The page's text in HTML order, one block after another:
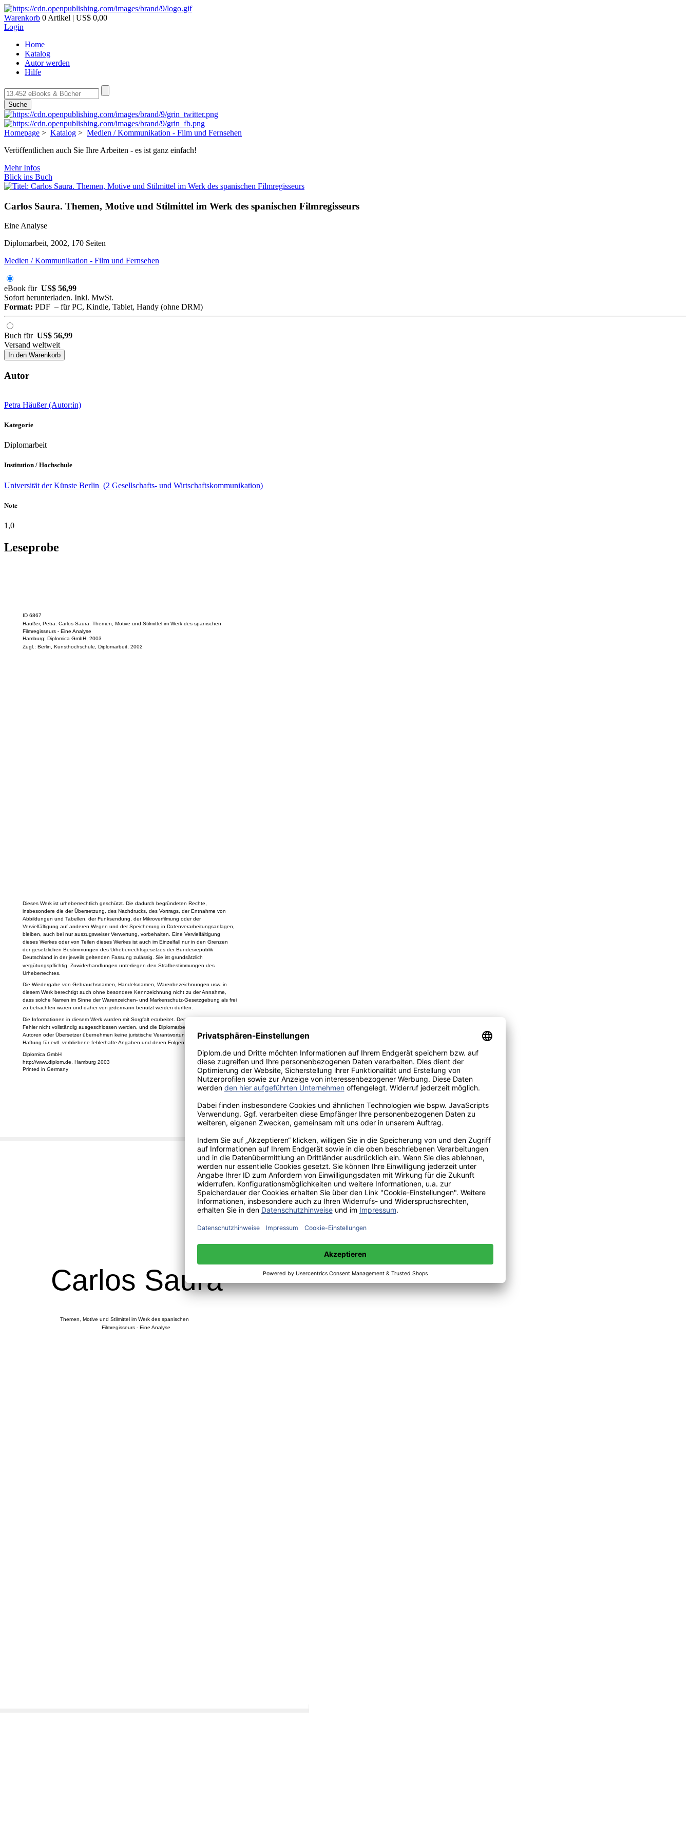
Warenkorb 0 Artikel | US$ 0,00
Login
Home
Katalog
Autor werden
Hilfe
Suche
Homepage > Katalog > Medien / Kommunikation - Film und Fernsehen
Veröffentlichen auch Sie Ihre Arbeiten - es ist ganz einfach!
Mehr Infos
Blick ins Buch
Carlos Saura. Themen, Motive und Stilmittel im Werk des spanischen Filmregisseurs
Eine Analyse
Diplomarbeit, 2002, 170 Seiten
Medien / Kommunikation - Film und Fernsehen
eBook für US$ 56,99
Sofort herunterladen. Inkl. MwSt.
Format: PDF – für PC, Kindle, Tablet, Handy (ohne DRM)
Buch für US$ 56,99
Versand weltweit
In den Warenkorb
Autor
Petra Häußer (Autor:in)
Kategorie
Diplomarbeit
Institution / Hochschule
Universität der Künste Berlin (2 Gesellschafts- und Wirtschaftskommunikation)
Note
1,0
Leseprobe
ID 6867
Häußer, Petra: Carlos Saura. Themen, Motive und Stilmittel im Werk des spanischen
Filmregisseurs - Eine Analyse
Hamburg: Diplomica GmbH, 2003
Zugl.: Berlin, Kunsthochschule, Diplomarbeit, 2002
Dieses Werk ist urheberrechtlich geschützt. Die dadurch begründeten Rechte,
insbesondere die der Übersetzung, des Nachdrucks, des Vortrags, der Entnahme von
Abbildungen und Tabellen, der Funksendung, der Mikroverfilmung oder der
Vervielfältigung auf anderen Wegen und der Speicherung in Datenverarbeitungsanlagen,
bleiben, auch bei nur auszugsweiser Verwertung, vorbehalten. Eine Vervielfältigung
dieses Werkes oder von Teilen dieses Werkes ist auch im Einzelfall nur in den Grenzen
der gesetzlichen Bestimmungen des Urheberrechtsgesetzes der Bundesrepublik
Deutschland in der jeweils geltenden Fassung zulässig. Sie ist grundsätzlich
vergütungspflichtig. Zuwiderhandlungen unterliegen den Strafbestimmungen des
Urheberrechtes.
Die Wiedergabe von Gebrauchsnamen, Handelsnamen, Warenbezeichnungen usw. in
diesem Werk berechtigt auch ohne besondere Kennzeichnung nicht zu der Annahme,
dass solche Namen im Sinne der Warenzeichen- und Markenschutz-Gesetzgebung als frei
zu betrachten wären und daher von jedermann benutzt werden dürften.
Die Informationen in diesem Werk wurden mit Sorgfalt erarbeitet. Dennoch können
Fehler nicht vollständig ausgeschlossen werden, und die Diplomarbeiten Agentur, die
Autoren oder Übersetzer übernehmen keine juristische Verantwortung oder irgendeine
Haftung für evtl. verbliebene fehlerhafte Angaben und deren Folgen.
Diplomica GmbH
http://www.diplom.de, Hamburg 2003
Printed in Germany
Carlos Saura
Themen, Motive und Stilmittel im Werk des spanischen
Filmregisseurs - Eine Analyse